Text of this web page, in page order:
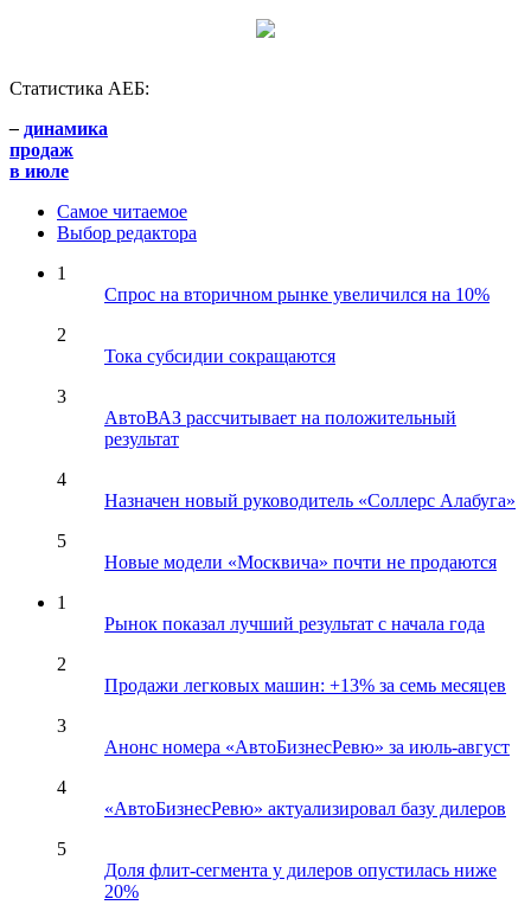
Статистика АЕБ:
– динамика
продаж
в июле
Самое читаемое
Выбор редактора
1
Спрос на вторичном рынке увеличился на 10%
2
Тока субсидии сокращаются
3
АвтоВАЗ рассчитывает на положительный
результат
4
Назначен новый руководитель «Соллерс Алабуга»
5
Новые модели «Москвича» почти не продаются
1
Рынок показал лучший результат с начала года
2
Продажи легковых машин: +13% за семь месяцев
3
Анонс номера «АвтоБизнесРевю» за июль-август
4
«АвтоБизнесРевю» актуализировал базу дилеров
5
Доля флит-сегмента у дилеров опустилась ниже
20%